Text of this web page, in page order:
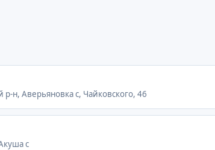
р-н, Аверьяновка с, Чайковского, 46
с